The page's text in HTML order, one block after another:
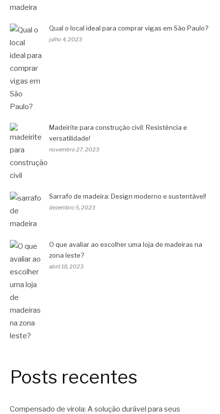
Qual o local ideal para comprar vigas em São Paulo?
julho 4, 2023
Madeirite para construção civil: Resistência e
versatilidade!
novembro 27, 2023
Sarrafo de madeira: Design moderno e sustentável!
dezembro 5, 2023
O que avaliar ao escolher uma loja de madeiras na
zona leste?
abril 18, 2023
Posts recentes
Compensado de virola: A solução durável para seus